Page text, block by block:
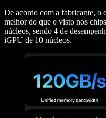
De acordo com a fabricante, o
melhor do que o visto nos chips
núcleos, sendo 4 de
iGPU de 10 núcleos.